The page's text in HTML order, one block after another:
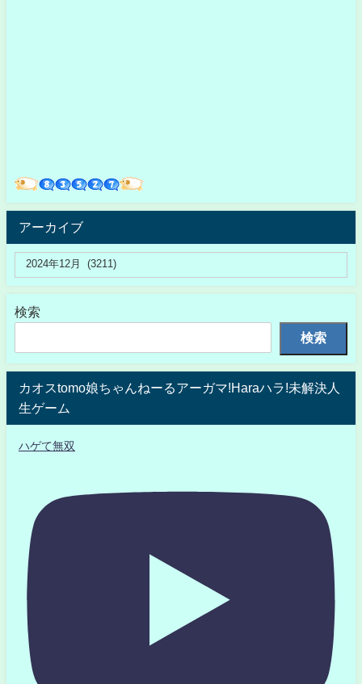
アーカイブ
検索
検索
カオスtomo娘ちゃんねーるアーガマ!Haraハラ!未解決人
生ゲーム
ハゲて無双